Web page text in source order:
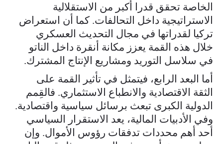
الخاصة تحقق قدرا أكبر من الاستقلالية
الاستراتيجية داخل التحالفات. كما أن استعراض
تركيا لقدراتها في مجال التحديث العسكري
خلال هذه القمة يعزز مكانة أنقرة داخل الناتو
في سلاسل التوريد ومشاريع الإنتاج المشترك.
أما البعد الرابع، فيتمثل في تأثير القمة على
الثقة الاقتصادية والانطباع الاستثماري. فالقِمم
الدولية الكبرى تبعث برسائل سياسية واقتصادية.
وفي الأدبيات المالية، يعد الاستقرار السياسي
أحد أهم محددات تدفقات رؤوس الأموال. وإن